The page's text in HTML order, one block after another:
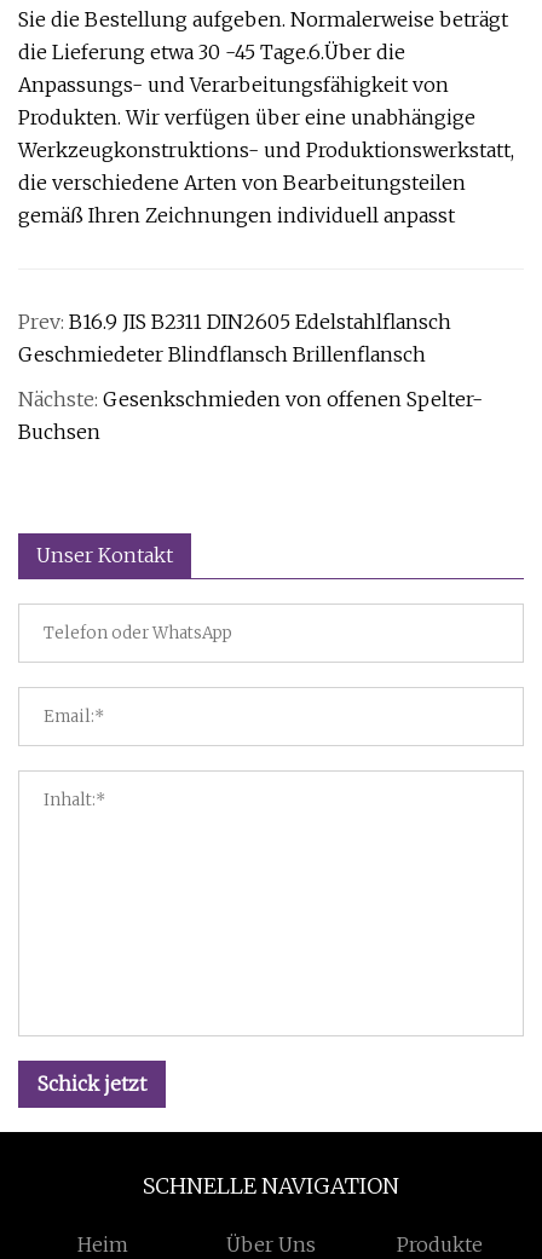
Sie die Bestellung aufgeben. Normalerweise beträgt
die Lieferung etwa 30 -45 Tage.6.Über die
Anpassungs- und Verarbeitungsfähigkeit von
Produkten. Wir verfügen über eine unabhängige
Werkzeugkonstruktions- und Produktionswerkstatt,
die verschiedene Arten von Bearbeitungsteilen
gemäß Ihren Zeichnungen individuell anpasst
Prev: B16.9 JIS B2311 DIN2605 Edelstahlflansch
Geschmiedeter Blindflansch Brillenflansch
Nächste: Gesenkschmieden von offenen Spelter-
Buchsen
Unser Kontakt
Schick jetzt
SCHNELLE NAVIGATION
Heim Über Uns Produkte